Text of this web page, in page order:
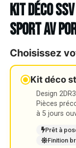
Kit déco SSV
SPORT AV
Choisissez
Kit déco
Design
Pièces
à 5 jours
Prêt à
Finition